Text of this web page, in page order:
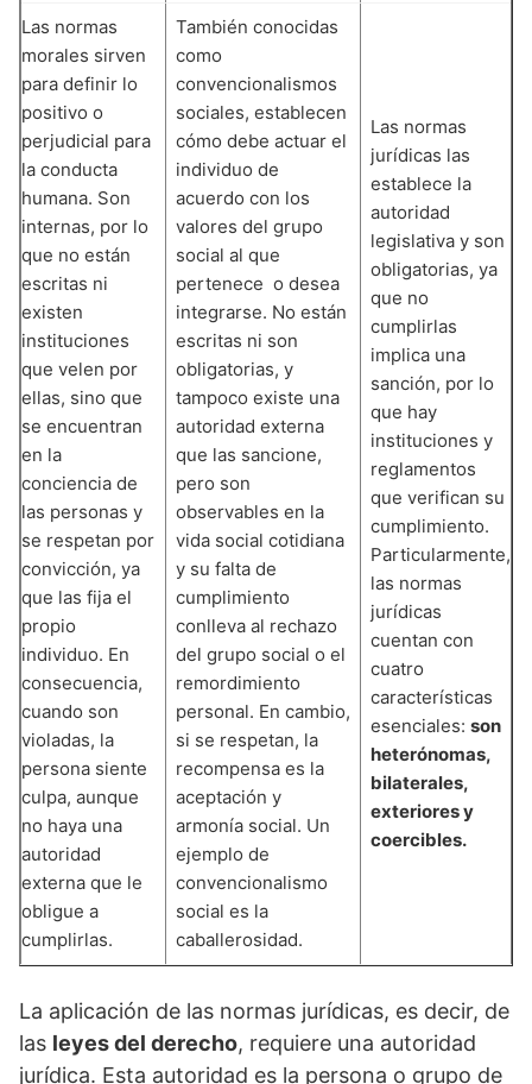
Las normas
morales sirven
para definir lo
positivo o
perjudicial para
la conducta
humana. Son
internas, por lo
que no están
escritas ni
existen
instituciones
que velen por
ellas, sino que
se encuentran
en la
conciencia de
las personas y
se respetan por
convicción, ya
que las fija el
propio
individuo. En
consecuencia,
cuando son
violadas, la
persona siente
culpa, aunque
no haya una
autoridad
externa que le
obligue a
cumplirlas.
También conocidas
como
convencionalismos
sociales, establecen
cómo debe actuar el
individuo de
acuerdo con los
valores del grupo
social al que
pertenece o desea
integrarse. No están
escritas ni son
obligatorias, y
tampoco existe una
autoridad externa
que las sancione,
pero son
observables en la
vida social cotidiana
y su falta de
cumplimiento
conlleva al rechazo
del grupo social o el
remordimiento
personal. En cambio,
si se respetan, la
recompensa es la
aceptación y
armonía social. Un
ejemplo de
convencionalismo
social es la
caballerosidad.
Las normas
jurídicas las
establece la
autoridad
legislativa y son
obligatorias, ya
que no
cumplirlas
implica una
sanción, por lo
que hay
instituciones y
reglamentos
que verifican su
cumplimiento.
Particularmente,
las normas
jurídicas
cuentan con
cuatro
características
esenciales: son
heterónomas,
bilaterales,
exteriores y
coercibles.
La aplicación de las normas jurídicas, es decir, de
las leyes del derecho, requiere una autoridad
jurídica. Esta autoridad es la persona o grupo de